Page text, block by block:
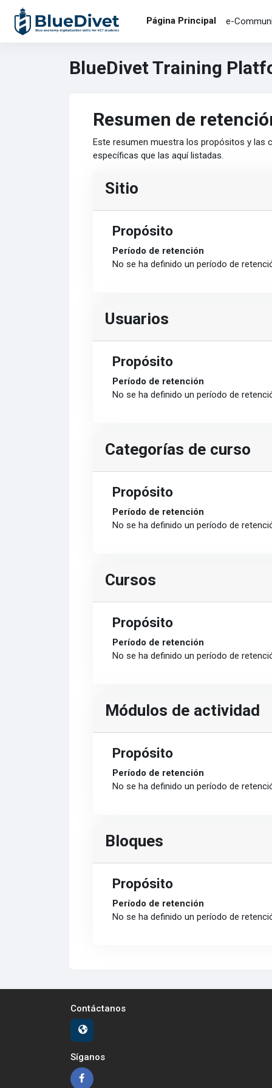
Salta al contenido principal
Página Principal
e-
BlueDivet Training
Resumen de
Este resumen muestra los propósitos y las
específicas que las aquí listadas.
Sitio
Propósito
Período de retención
No se ha definido un período de
Usuarios
Propósito
Período de retención
No se ha definido un período de
Categorías de curso
Propósito
Período de retención
No se ha definido un período de
Cursos
Propósito
Período de retención
No se ha definido un período de
Módulos de actividad
Propósito
Período de retención
No se ha definido un período de
Bloques
Propósito
Período de retención
No se ha definido un período de
Contáctanos
Síganos